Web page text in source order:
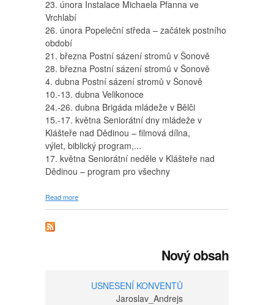
23. února Instalace Michaela Pfanna ve
Vrchlabí
26. února Popeleční středa – začátek postního
období
21. března Postní sázení stromů v Šonově
28. března Postní sázení stromů v Šonově
4. dubna Postní sázení stromů v Šonově
10.-13. dubna Velikonoce
24.-26. dubna Brigáda mládeže v Bělči
15.-17. května Seniorátní dny mládeže v
Klášteře nad Dědinou – filmová dílna,
výlet, biblický program,...
17. května Seniorátní neděle v Klášteře nad
Dědinou – program pro všechny
Read more
Nový obsah
USNESENÍ KONVENTŮ
Jaroslav_Andrejs